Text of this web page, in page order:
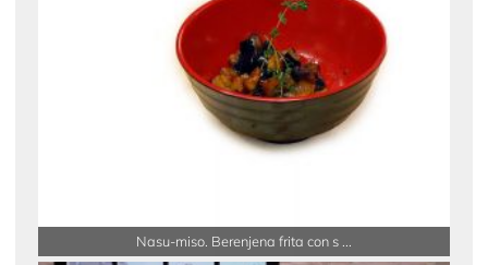
Nasu-miso. Berenjena frita con s ...